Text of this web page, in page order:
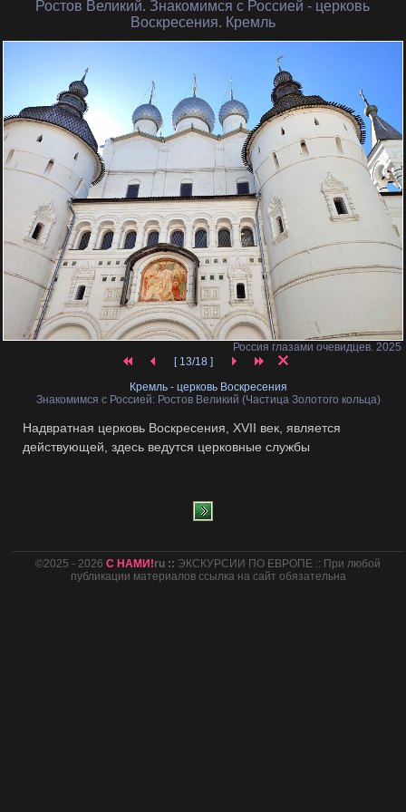
Ростов Великий. Знакомимся с Россией - церковь
Воскресения. Кремль
Россия глазами очевидцев. 2025
[ 13/18 ]
Кремль - церковь Воскресения
Знакомимся с Россией: Ростов Великий (Частица Золотого кольца)
Надвратная церковь Воскресения, XVII век, является
действующей, здесь ведутся церковные службы
©2025 - 2026С НАМИ!ru :: ЭКСКУРСИИ ПО ЕВРОПЕ :: При любой
публикации материалов ссылка на сайт обязательна